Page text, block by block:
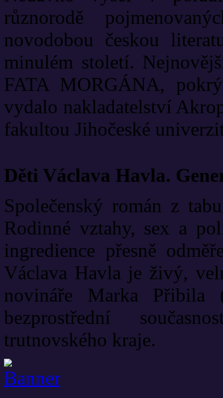
různorodě
novodobou českou
minulém století.
FATA MORGÁNA,
vydalo nakladatelství
fakultou Jihočeské
Děti Václava Havla.
Společenský román z
Rodinné vztahy, sex a
ingredience přesně
Václava Havla je živý,
novináře Marka Přibila
bezprostřední
trutnovského kraje.